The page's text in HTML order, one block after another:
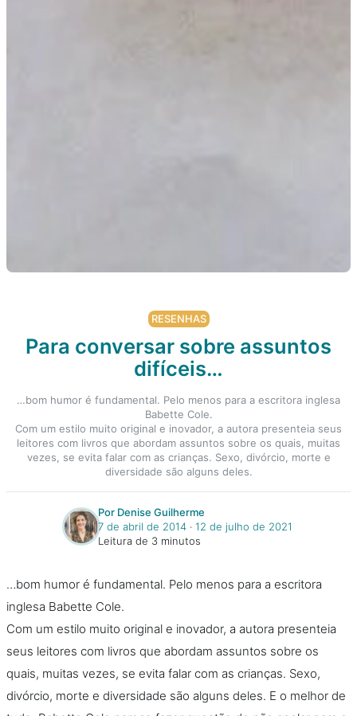
RESENHAS
Para conversar sobre assuntos
difíceis…
…bom humor é fundamental. Pelo menos para a escritora inglesa
Babette Cole.
Com um estilo muito original e inovador, a autora presenteia seus
leitores com livros que abordam assuntos sobre os quais, muitas
vezes, se evita falar com as crianças. Sexo, divórcio, morte e
diversidade são alguns deles.
Por Denise Guilherme
7 de abril de 2014 ‧ 12 de julho de 2021
Leitura de 3 minutos
…bom humor é fundamental. Pelo menos para a escritora
inglesa Babette Cole.
Com um estilo muito original e inovador, a autora presenteia
seus leitores com livros que abordam assuntos sobre os
quais, muitas vezes, se evita falar com as crianças. Sexo,
divórcio, morte e diversidade são alguns deles. E o melhor de